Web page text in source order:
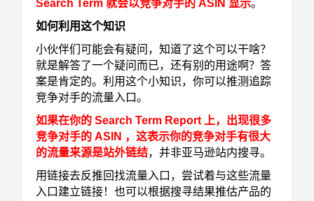
Search Term 就会以竞争对手的 ASIN 显示。
如何利用这个知识
小伙伴们可能会有疑问，知道了这个可以干啥？
就是解答了一个疑问而已，还有别的用途啊？答
案是肯定的。利用这个小知识，你可以推测追踪
竞争对手的流量入口。
如果在你的 Search Term Report 上，出现很多
竞争对手的 ASIN ，这表示你的竞争对手有很大
的流量来源是站外链结，并非亚马逊站内搜寻。
用链接去反推回找流量入口，尝试着与这些流量
入口建立链接！也可以根据搜寻结果推估产品的